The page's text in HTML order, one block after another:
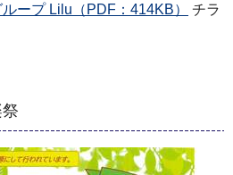
ープ Lilu（PDF：414KB）
チラ